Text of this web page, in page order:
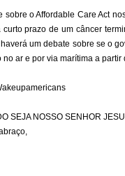
sobre o Affordable Care Act
curto prazo de um câncer
um debate sobre se o
no ar e por via marítima a partir
SEJA NOSSO SENHOR